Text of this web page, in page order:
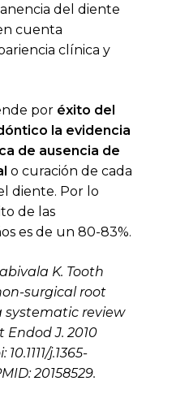
del diente
cuenta
clínica y
por éxito del
la evidencia
de ausencia de
o curación de cada
diente. Por lo
de las
es de un 80-83%.
K. Tooth
surgical root
review
J. 2010
j.1365-
20158529.